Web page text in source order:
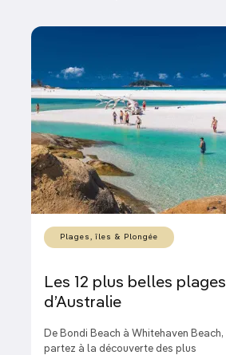
Plages, îles & Plongée
Les 12 plus belles plages
d’Australie
De Bondi Beach à Whitehaven Beach,
partez à la découverte des plus